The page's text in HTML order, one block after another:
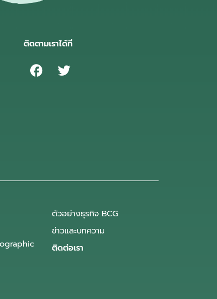
ติดตามเราได้ที่
ตัวอย่างธุรกิจ BCG
ข่าวและบทความ
ติดต่อเรา